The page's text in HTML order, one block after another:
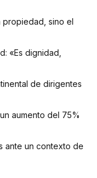
propiedad, sino el
«Es dignidad,
de dirigentes
aumento del 75%
ante un contexto de